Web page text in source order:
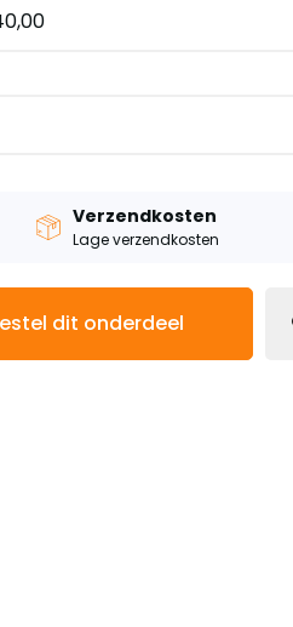
Verzendkosten
Lage verzendkosten
dit onderdeel